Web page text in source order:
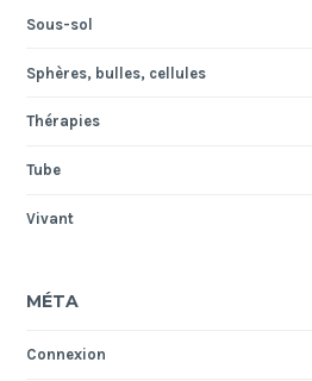
Sous-sol
Sphères, bulles, cellules
Thérapies
Tube
Vivant
MÉTA
Connexion